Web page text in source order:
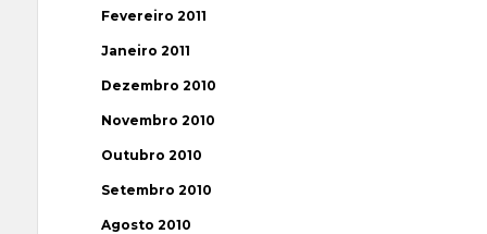
Fevereiro 2011
Janeiro 2011
Dezembro 2010
Novembro 2010
Outubro 2010
Setembro 2010
Agosto 2010